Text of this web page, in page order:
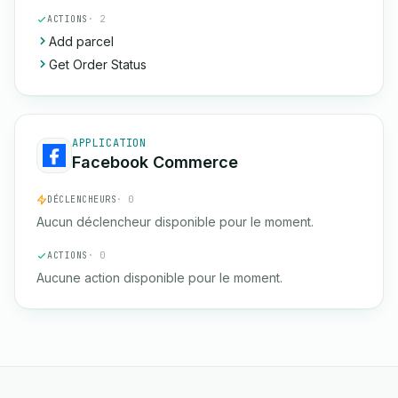
ACTIONS · 2
Add parcel
Get Order Status
APPLICATION
Facebook Commerce
DÉCLENCHEURS · 0
Aucun déclencheur disponible pour le moment.
ACTIONS · 0
Aucune action disponible pour le moment.